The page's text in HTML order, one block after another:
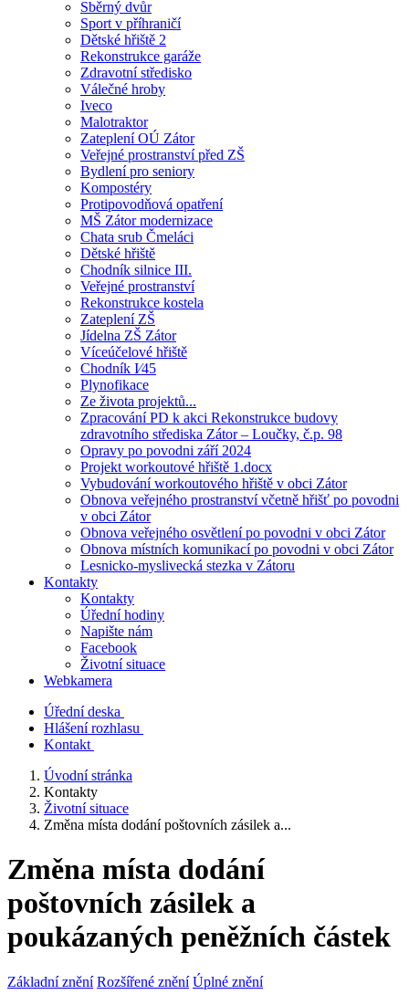
Sběrný dvůr
Sport v příhraničí
Dětské hřiště 2
Rekonstrukce garáže
Zdravotní středisko
Válečné hroby
Iveco
Malotraktor
Zateplení OÚ Zátor
Veřejné prostranství před ZŠ
Bydlení pro seniory
Kompostéry
Protipovodňová opatření
MŠ Zátor modernizace
Chata srub Čmeláci
Dětské hřiště
Chodník silnice III.
Veřejné prostranství
Rekonstrukce kostela
Zateplení ZŠ
Jídelna ZŠ Zátor
Víceúčelové hřiště
Chodník I⁄45
Plynofikace
Ze života projektů...
Zpracování PD k akci Rekonstrukce budovy
zdravotního střediska Zátor – Loučky, č.p. 98
Opravy po povodni září 2024
Projekt workoutové hřiště 1.docx
Vybudování workoutového hřiště v obci Zátor
Obnova veřejného prostranství včetně hřišť po povodni
v obci Zátor
Obnova veřejného osvětlení po povodni v obci Zátor
Obnova místních komunikací po povodni v obci Zátor
Lesnicko-myslivecká stezka v Zátoru
Kontakty
Kontakty
Úřední hodiny
Napište nám
Facebook
Životní situace
Webkamera
Úřední deska
Hlášení rozhlasu
Kontakt
Úvodní stránka
Kontakty
Životní situace
Změna místa dodání poštovních zásilek a...
Změna místa dodání
poštovních zásilek a
poukázaných peněžních částek
Základní znění Rozšířené znění Úplné znění